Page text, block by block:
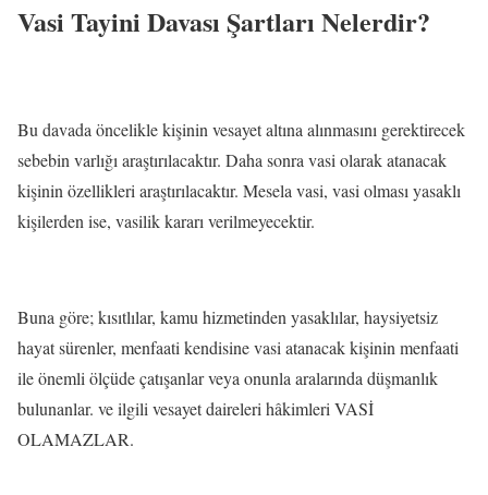
Vasi Tayini Davası Şartları Nelerdir?
Bu davada öncelikle kişinin vesayet altına alınmasını gerektirecek
sebebin varlığı araştırılacaktır. Daha sonra vasi olarak atanacak
kişinin özellikleri araştırılacaktır. Mesela vasi, vasi olması yasaklı
kişilerden ise, vasilik kararı verilmeyecektir.
Buna göre; kısıtlılar, kamu hizmetinden yasaklılar, haysiyetsiz
hayat sürenler, menfaati kendisine vasi atanacak kişinin menfaati
ile önemli ölçüde çatışanlar veya onunla aralarında düşmanlık
bulunanlar. ve ilgili vesayet daireleri hâkimleri VASİ
OLAMAZLAR.